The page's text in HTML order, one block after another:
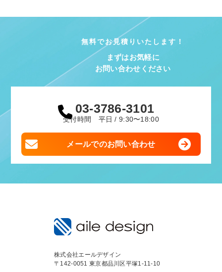
無料でお見積りいたします！
まずはお気軽に
お問い合わせください
03-3786-3101
受付時間 平日 / 9:30〜18:00
メールでのお問い合わせ
株式会社エールデザイン
〒142-0051 東京都品川区平塚1-11-10